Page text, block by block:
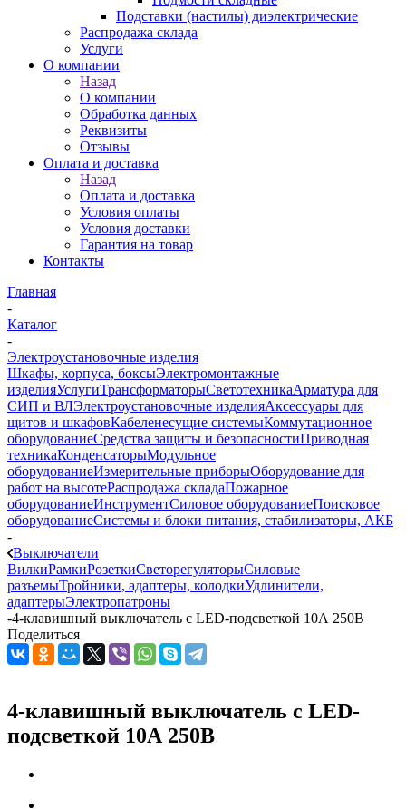
Подставки (настилы) диэлектрические
Распродажа склада
Услуги
О компании
Назад
О компании
Обработка данных
Реквизиты
Отзывы
Оплата и доставка
Назад
Оплата и доставка
Условия оплаты
Условия доставки
Гарантия на товар
Контакты
Главная
-
Каталог
-
Электроустановочные изделия
Шкафы, корпуса, боксыЭлектромонтажные
изделияУслугиТрансформаторыСветотехникаАрматура для
СИП и ВЛЭлектроустановочные изделияАксессуары для
щитов и шкафовКабеленесущие системыКоммутационное
оборудованиеСредства защиты и безопасностиПриводная
техникаКонденсаторыМодульное
оборудованиеИзмерительные приборыОборудование для
работ на высотеРаспродажа складаПожарное
оборудованиеИнструментСиловое оборудованиеПоисковое
оборудованиеСистемы и блоки питания, стабилизаторы, АКБ
-
Выключатели
ВилкиРамкиРозеткиСветорегуляторыСиловые
разъемыТройники, адаптеры, колодкиУдлинители,
адаптерыЭлектропатроны
-4-клавишный выключатель с LED-подсветкой 10А 250В
Поделиться
4-клавишный выключатель с LED-
подсветкой 10А 250В